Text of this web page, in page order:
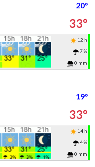
20°
33°
12 h
7 %
0 mm
19°
33°
14 h
4 %
0 mm